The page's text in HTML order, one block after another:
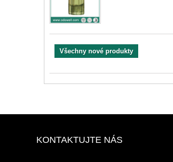
Všechny nové produkty
KONTAKTUJTE NÁS